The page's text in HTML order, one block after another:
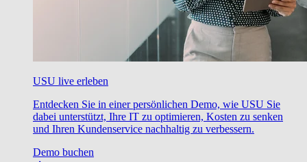
USU live erleben
Entdecken Sie in einer persönlichen Demo, wie USU Sie
dabei unterstützt, Ihre IT zu optimieren, Kosten zu senken
und Ihren Kundenservice nachhaltig zu verbessern.
Demo buchen